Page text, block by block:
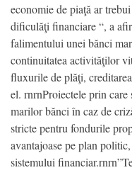
economie de piaţă ar
dificulăţi financiare “, a
falimentului unei bănci
continuitatea activităţilor
fluxurile de plăţi,
el. rnrnProiectele prin care
marilor bănci în caz de
stricte pentru fondurile
avantajoase pe plan
sistemului